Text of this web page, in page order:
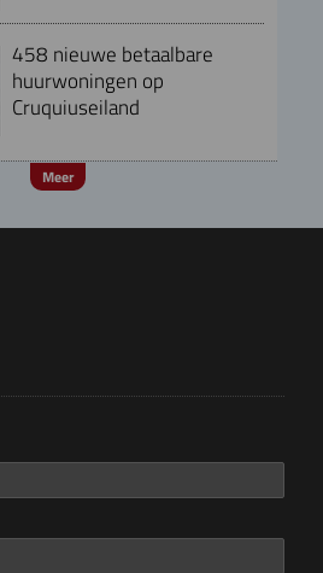
458 nieuwe betaalbare
huurwoningen op
Cruquiuseiland
Meer